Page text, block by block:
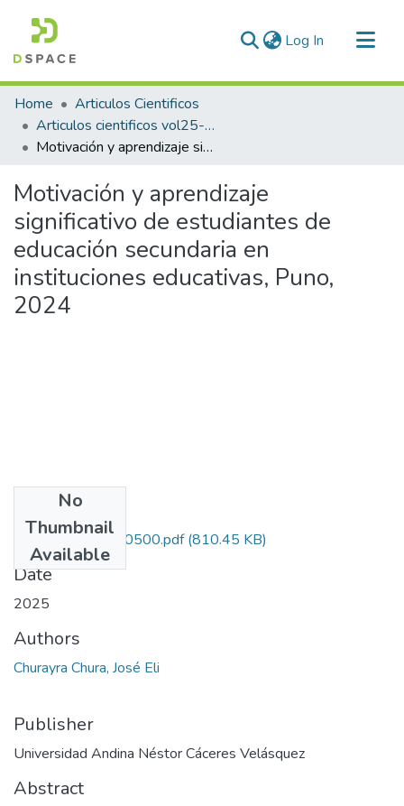
Log In (current)
Communities & Collections
All of DSpace
Statistics
Home
Articulos Cientificos
Articulos cientificos vol25- 1
Motivación y aprendizaje significativo de estudiantes de educación secundaria en instituciones educativas, Puno, 2024
Motivación y aprendizaje
significativo de estudiantes de
educación secundaria en
instituciones educativas, Puno,
2024
No
Thumbnail
Available
0019_RCIA_4570500.pdf(810.45 KB)
Date
2025
Authors
Churayra Chura, José Eli
Publisher
Universidad Andina Néstor Cáceres Velásquez
Abstract